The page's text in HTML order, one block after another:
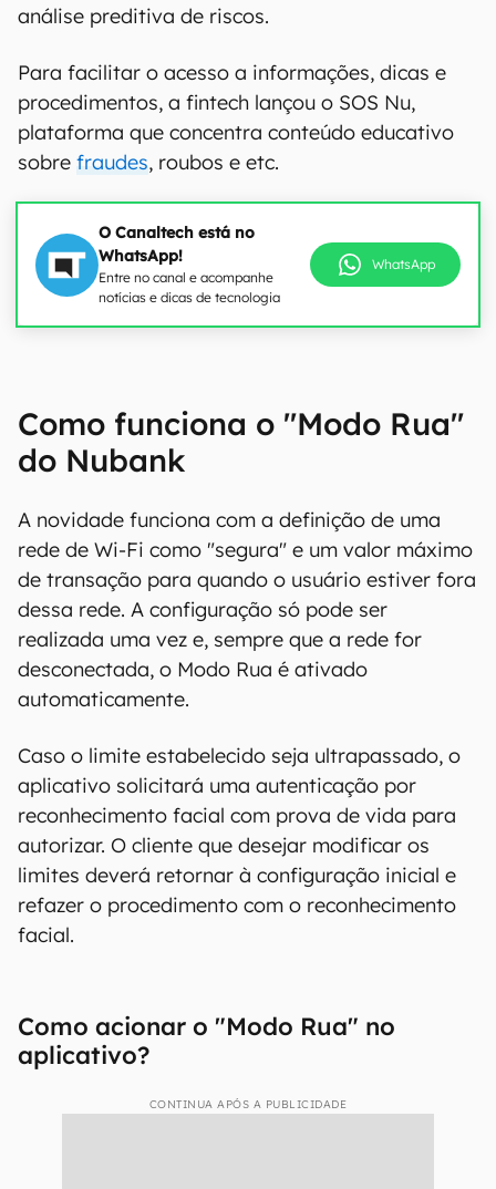
análise preditiva de riscos.
Para facilitar o acesso a informações, dicas e
procedimentos, a fintech lançou o SOS Nu,
plataforma que concentra conteúdo educativo
sobre fraudes, roubos e etc.
O Canaltech está no
WhatsApp!
Entre no canal e acompanhe
notícias e dicas de tecnologia
WhatsApp
Como funciona o "Modo Rua"
do Nubank
A novidade funciona com a definição de uma
rede de Wi-Fi como "segura" e um valor máximo
de transação para quando o usuário estiver fora
dessa rede. A configuração só pode ser
realizada uma vez e, sempre que a rede for
desconectada, o Modo Rua é ativado
Caso o limite estabelecido seja ultrapassado, o
aplicativo solicitará uma autenticação por
reconhecimento facial com prova de vida para
autorizar. O cliente que desejar modificar os